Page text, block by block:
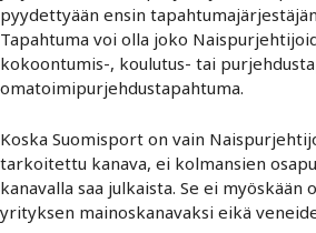
pyydettyään ensin
Tapahtuma voi olla joko
kokoontumis-, koulutus- tai
omatoimipurjehdustapahtuma.
Koska Suomisport on vain
tarkoitettu kanava, ei kolmansien
kanavalla saa julkaista. Se ei
yrityksen mainoskanavaksi eikä